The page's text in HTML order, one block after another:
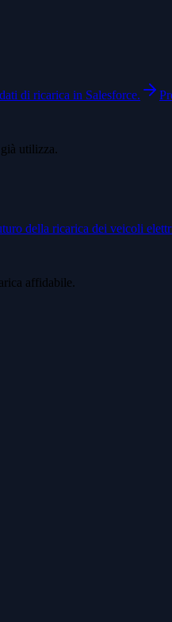
di ricarica in Salesforce.
utilizza.
della ricarica dei veicoli
affidabile.